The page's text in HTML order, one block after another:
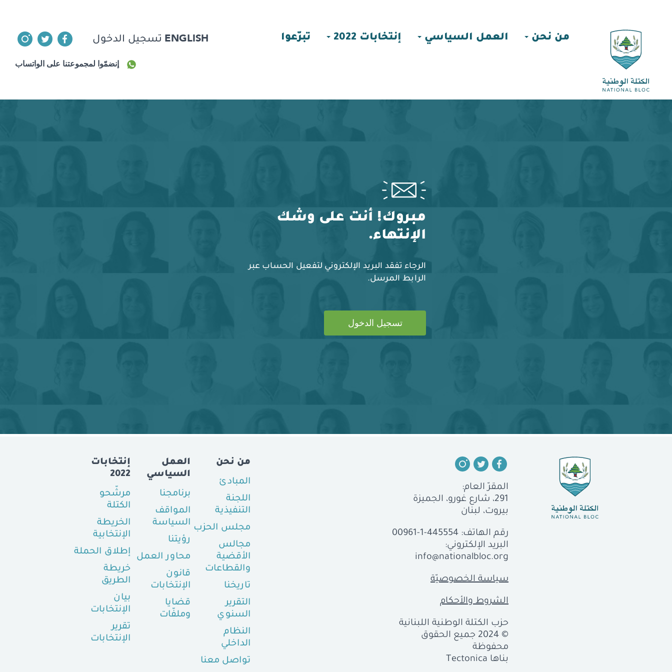
ENGLISH تسجيل الدخول
إنضمّوا لمجموعتنا على الواتساب
تبرّعوا إنتخابات 2022 العمل السياسي من نحن
مبروك! أنت على وشك
الإنتهاء.
الرجاء تفقد البريد الإلكتروني لتفعيل الحساب عبر
الرابط المرسل.
تسجيل الدخول
إنتخابات
2022
مرشّحو
الكتلة
الخريطة
الإنتخابية
إطلاق الحملة
خريطة
الطريق
بيان
الإنتخابات
تقرير
الإنتخابات
العمل
السياسي
برنامجنا
المواقف
السياسة
رؤيتنا
محاور العمل
قانون
الإنتخابات
قضايا
وملفّات
من نحن
المبادئ
اللجنة
التنفيذية
مجلس الحزب
مجالس
الأقضية
والقطاعات
تاريخنا
التقرير
السنوي
النظام
الداخلي
تواصل معنا
المقرّ العام:
291، شارع غورو، الجميزة
بيروت، لبنان
رقم الهاتف:00961-1-445554
البريد الإلكتروني:
info@nationalbloc.org
سياسة الخصوصيّة
الشروط والأحكام
حزب الكتلة الوطنية اللبنانية
© 2024 جميع الحقوق
محفوظة
بناها Tectonica